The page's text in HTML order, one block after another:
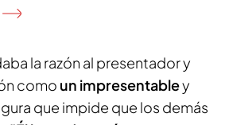
la razón al presentador y
como un impresentabley
que impide que los demás